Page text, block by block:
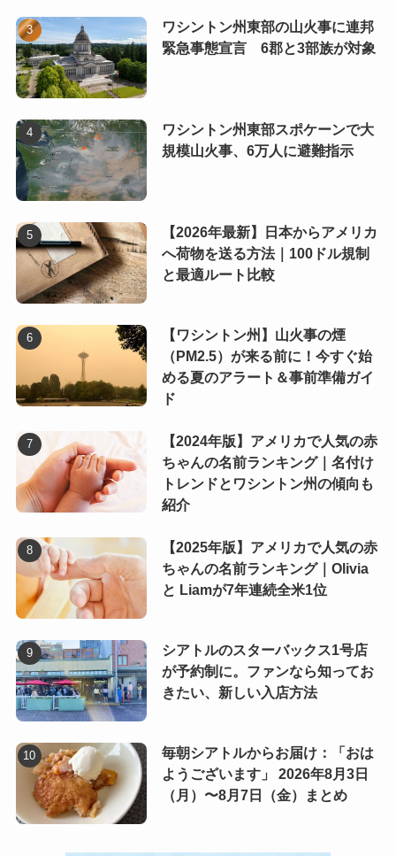
ワシントン州東部の山火事に連邦
緊急事態宣言 6郡と3部族が対象
ワシントン州東部スポケーンで大
規模山火事、6万人に避難指示
【2026年最新】日本からアメリカ
へ荷物を送る方法｜100ドル規制
と最適ルート比較
【ワシントン州】山火事の煙
（PM2.5）が来る前に！今すぐ始
める夏のアラート＆事前準備ガイ
ド
【2024年版】アメリカで人気の赤
ちゃんの名前ランキング｜名付け
トレンドとワシントン州の傾向も
紹介
【2025年版】アメリカで人気の赤
ちゃんの名前ランキング｜Olivia
と Liamが7年連続全米1位
シアトルのスターバックス1号店
が予約制に。ファンなら知ってお
きたい、新しい入店方法
毎朝シアトルからお届け：「おは
ようございます」 2026年8月3日
（月）〜8月7日（金）まとめ